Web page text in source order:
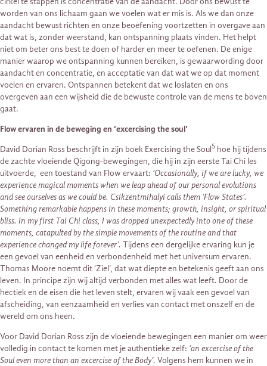
worden van ons lichaam gaan we voelen wat er mis is. Als we dan onze
aandacht bewust richten en onze beoefening voortzetten in overgave aan
dat wat is, zonder weerstand, kan ontspanning plaats vinden. Het helpt
niet om beter ons best te doen of harder en meer te oefenen. De enige
manier waarop we ontspanning kunnen bereiken, is gewaarwording door
aandacht en concentratie, en acceptatie van dat wat we op dat moment
voelen en ervaren. Ontspannen betekent dat we loslaten en ons
overgeven aan een wijsheid die de bewuste controle van de mens te boven
gaat.
Flow ervaren in de beweging en ‘excercising the soul’
David Dorian Ross beschrijft in zijn boek Exercising the Soul5 hoe hij tijdens
de zachte vloeiende Qigong-bewegingen, die hij in zijn eerste Tai Chi les
uitvoerde, een toestand van Flow ervaart: ‘Occasionally, if we are lucky, we
experience magical moments when we leap ahead of our personal evolutions
and see ourselves as we could be. Csikzentmihalyi calls them ‘Flow States’.
Something remarkable happens in these moments; growth, insight, or spiritual
bliss. In my first Tai Chi class, I was dropped unexpectedly into one of these
moments, catapulted by the simple movements of the routine and that
experience changed my life forever’. Tijdens een dergelijke ervaring kun je
een gevoel van eenheid en verbondenheid met het universum ervaren.
Thomas Moore noemt dit ‘Ziel’, dat wat diepte en betekenis geeft aan ons
leven. In principe zijn wij altijd verbonden met alles wat leeft. Door de
hectiek en de eisen die het leven stelt, ervaren wij vaak een gevoel van
afscheiding, van eenzaamheid en verlies van contact met onszelf en de
wereld om ons heen.
Voor David Dorian Ross zijn de vloeiende bewegingen een manier om weer
volledig in contact te komen met je authentieke zelf: ‘an excercise of the
Soul even more than an excercise of the Body’. Volgens hem kunnen we in